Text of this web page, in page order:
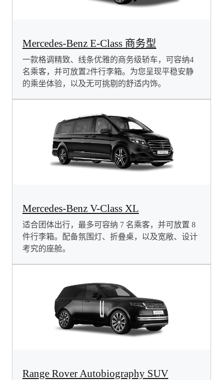
Mercedes-Benz E-Class 商务型
一款格调精致、线条优雅的商务级轿车，可容纳4
名乘客，并可放置2件行李箱。为您呈现平稳安静
的乘坐体验，以及无可挑剔的舒适内饰。
Mercedes-Benz V-Class XL
适合团体出行，最多可容纳 7 名乘客，并可放置 8
件行李箱。配备氛围灯、折叠桌，以及宽敞、设计
考究的座舱。
Range Rover Autobiography SUV